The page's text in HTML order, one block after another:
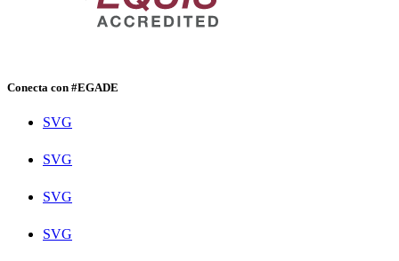
Conecta con #EGADE
SVG
SVG
SVG
SVG